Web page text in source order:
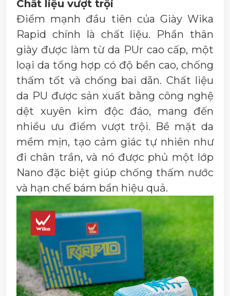
Chất liệu vượt trội
Điểm mạnh đầu tiên của Giày Wika
Rapid chính là chất liệu. Phần thân
giày được làm từ da PUr cao cấp, một
loại da tổng hợp có độ bền cao, chống
thấm tốt và chống bai dãn. Chất liệu
da PU được sản xuất bằng công nghệ
dệt xuyên kim độc đáo, mang đến
nhiều ưu điểm vượt trội. Bề mặt da
mềm mịn, tạo cảm giác tự nhiên như
đi chân trần, và nó được phủ một lớp
Nano đặc biệt giúp chống thấm nước
và hạn chế bám bẩn hiệu quả.